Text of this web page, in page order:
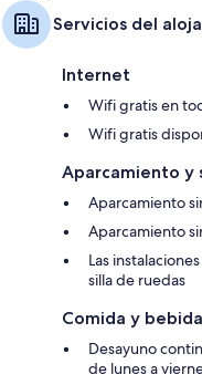
Servicios del
Internet
Wifi gratis en
Wifi gratis
Aparcamiento y
Aparcamiento
Aparcamiento
Las
silla de ruedas
Comida y bebida
Desayuno
de lunes a